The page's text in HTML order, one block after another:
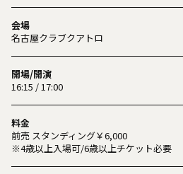
会場
名古屋クラブクアトロ
開場/開演
16:15 / 17:00
料金
前売 スタンディング￥6,000
※4歳以上入場可/6歳以上チケット必要